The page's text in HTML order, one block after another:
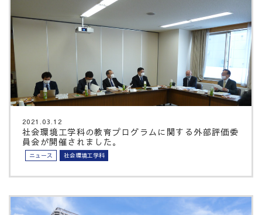
2021.03.12
社会環境工学科の教育プログラムに関する外部評価委
員会が開催されました。
ニュース 社会環境工学科